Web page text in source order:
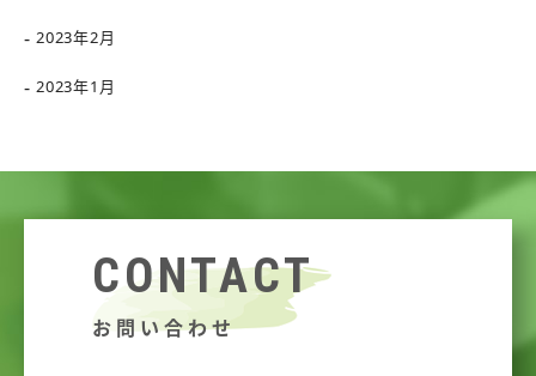
2023年2月
2023年1月
CONTACT
お問い合わせ